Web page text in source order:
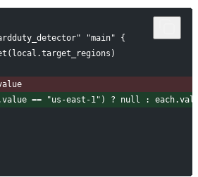
"main" {
== "us-east-1") ? null :